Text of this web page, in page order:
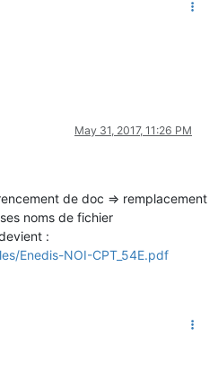
May 31, 2017, 11:26 PM
de doc => remplacement
noms de fichier
:
Enedis-NOI-CPT_54E.pdf